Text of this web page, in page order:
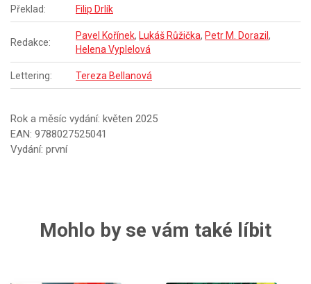
Překlad: Filip Drlík
Redakce:
Pavel Kořínek, Lukáš Růžička, Petr M. Dorazil ,
Helena Vyplelová
Lettering: Tereza Bellanová
Rok a měsíc vydání: květen 2025
EAN: 9788027525041
Vydání: první
Mohlo by se vám také líbit